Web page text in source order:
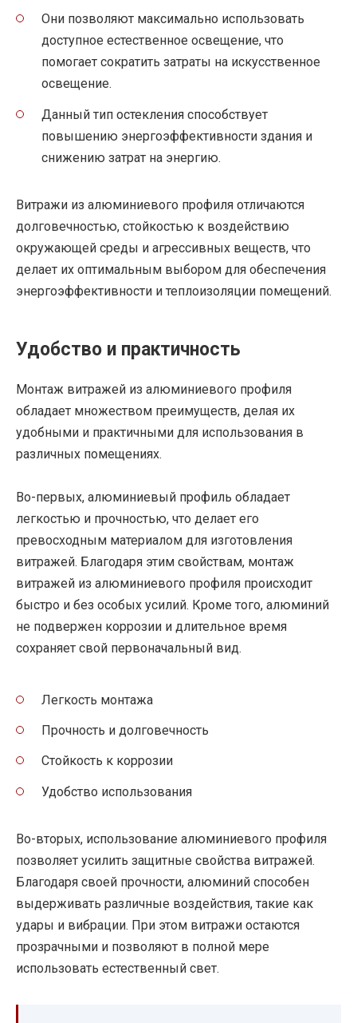
Они позволяют максимально использовать
доступное естественное освещение, что
помогает сократить затраты на искусственное
освещение.
Данный тип остекления способствует
повышению энергоэффективности здания и
снижению затрат на энергию.
Витражи из алюминиевого профиля отличаются
долговечностью, стойкостью к воздействию
окружающей среды и агрессивных веществ, что
делает их оптимальным выбором для обеспечения
энергоэффективности и теплоизоляции помещений.
Удобство и практичность
Монтаж витражей из алюминиевого профиля
обладает множеством преимуществ, делая их
удобными и практичными для использования в
различных помещениях.
Во-первых, алюминиевый профиль обладает
легкостью и прочностью, что делает его
превосходным материалом для изготовления
витражей. Благодаря этим свойствам, монтаж
витражей из алюминиевого профиля происходит
быстро и без особых усилий. Кроме того, алюминий
не подвержен коррозии и длительное время
сохраняет свой первоначальный вид.
Легкость монтажа
Прочность и долговечность
Стойкость к коррозии
Удобство использования
Во-вторых, использование алюминиевого профиля
позволяет усилить защитные свойства витражей.
Благодаря своей прочности, алюминий способен
выдерживать различные воздействия, такие как
удары и вибрации. При этом витражи остаются
прозрачными и позволяют в полной мере
использовать естественный свет.